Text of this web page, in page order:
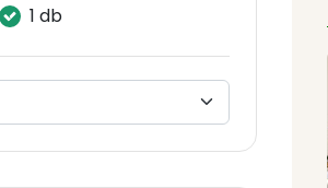
1 db